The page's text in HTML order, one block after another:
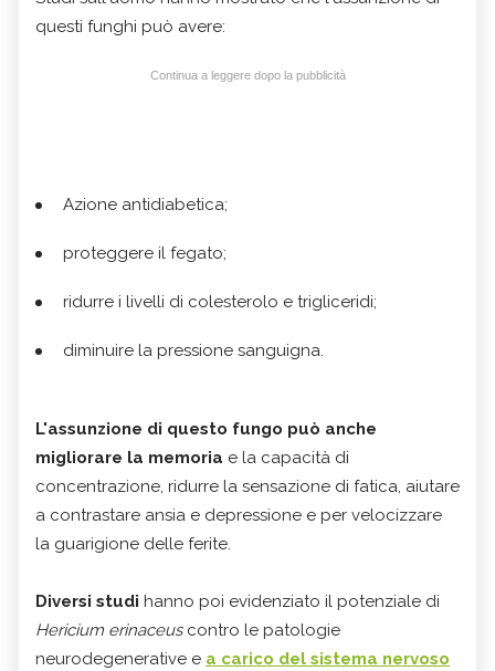
questi funghi può avere:
Continua a leggere dopo la pubblicità
Azione antidiabetica;
proteggere il fegato;
ridurre i livelli di colesterolo e trigliceridi;
diminuire la pressione sanguigna.
L'assunzione di questo fungo può anche
migliorare la memoria e la capacità di
concentrazione, ridurre la sensazione di fatica, aiutare
a contrastare ansia e depressione e per velocizzare
la guarigione delle ferite.
Diversi studi hanno poi evidenziato il potenziale di
Hericium erinaceuscontro le patologie
neurodegenerative e a carico del sistema nervoso